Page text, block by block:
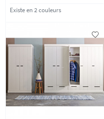
Existe en 2 couleurs